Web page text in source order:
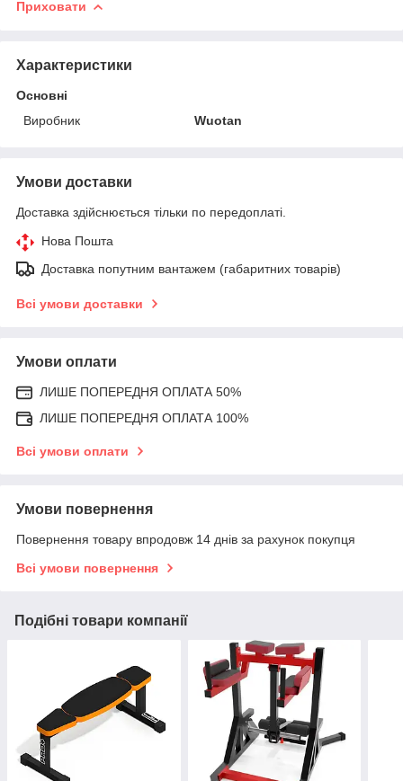
Приховати
Характеристики
Основні
Виробник
Wuotan
Умови доставки
Доставка здійснюється тільки по передоплаті.
Нова Пошта
Доставка попутним вантажем (габаритних товарів)
Всі умови доставки
Умови оплати
ЛИШЕ ПОПЕРЕДНЯ ОПЛАТА 50%
ЛИШЕ ПОПЕРЕДНЯ ОПЛАТА 100%
Всі умови оплати
Умови повернення
Повернення товару впродовж 14 днів за рахунок покупця
Всі умови повернення
Подібні товари компанії